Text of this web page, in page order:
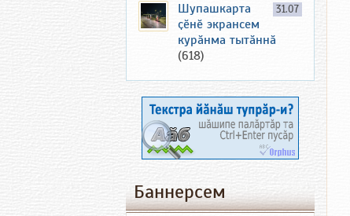
31.07
Шупашкарта
ҫӗнӗ экрансем
курӑнма тытӑннӑ
(618)
Баннерсем